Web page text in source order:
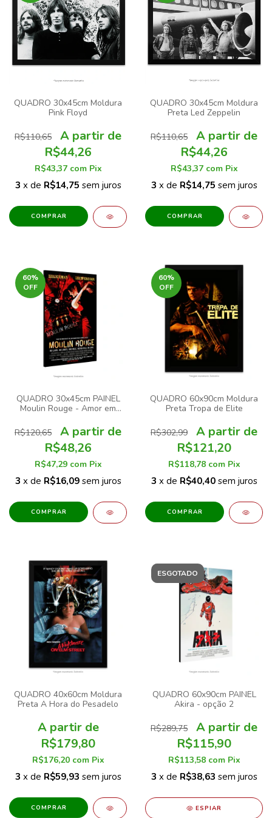
QUADRO 30x45cm Moldura
Pink Floyd
R$110,65
R$44,26
R$43,37 com Pix
3 x de R$14,75 sem juros
COMPRAR
QUADRO 30x45cm Moldura
Preta Led Zeppelin
R$110,65
R$44,26
R$43,37 com Pix
3 x de R$14,75 sem juros
COMPRAR
60%
OFF
QUADRO 30x45cm PAINEL
Moulin Rouge - Amor em
R$120,65
R$48,26
R$47,29 com Pix
3 x de R$16,09 sem juros
COMPRAR
60%
OFF
QUADRO 60x90cm Moldura
Preta Tropa de Elite
R$302,99
R$121,20
R$118,78 com Pix
3 x de R$40,40 sem juros
COMPRAR
QUADRO 40x60cm Moldura
Preta A Hora do Pesadelo
R$179,80
R$176,20 com Pix
3 x de R$59,93 sem juros
COMPRAR
ESGOTADO
QUADRO 60x90cm PAINEL
Akira - opção 2
R$289,75
R$115,90
R$113,58 com Pix
3 x de R$38,63 sem juros
ESPIAR